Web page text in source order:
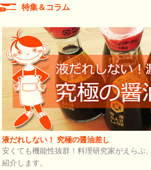
特集＆コラム
液だれしない！ 究極の醤油差し
安くても機能性抜群！料理研究家がえらぶ
紹介します。